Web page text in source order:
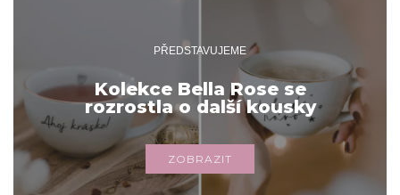
PŘEDSTAVUJEME
Kolekce Bella Rose se
rozrostla o další kousky
ZOBRAZIT